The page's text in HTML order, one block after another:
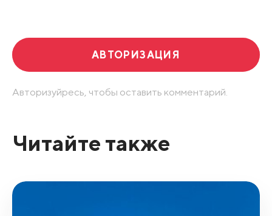
АВТОРИЗАЦИЯ
Авторизуйресь, чтобы оставить комментарий.
Читайте также